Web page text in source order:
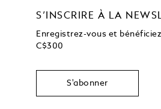
S’INSCRIRE À LA
Enregistrez-vous et
C$300
S'abonner